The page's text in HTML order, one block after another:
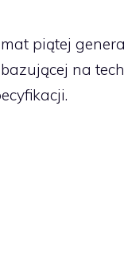
piątej
na